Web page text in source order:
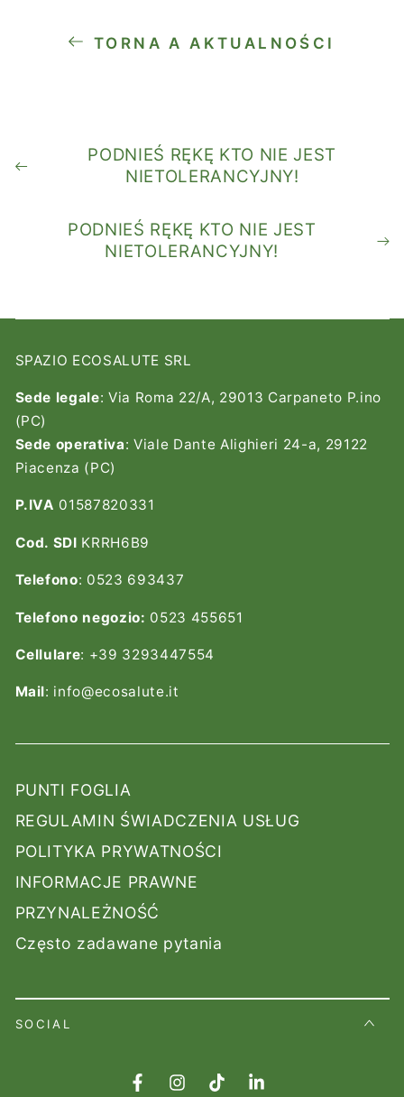
TORNA A AKTUALNOŚCI
PODNIEŚ RĘKĘ KTO NIE JEST
NIETOLERANCYJNY!
PODNIEŚ RĘKĘ KTO NIE JEST
NIETOLERANCYJNY!
SPAZIO ECOSALUTE SRL
Sede legale: Via Roma 22/A, 29013 Carpaneto P.ino
(PC)
Sede operativa: Viale Dante Alighieri 24-a, 29122
Piacenza (PC)
P.IVA 01587820331
Cod. SDI KRRH6B9
Telefono: 0523 693437
Telefono negozio: 0523 455651
Cellulare: +39 3293447554
Mail: info@ecosalute.it
PUNTI FOGLIA
REGULAMIN ŚWIADCZENIA USŁUG
POLITYKA PRYWATNOŚCI
INFORMACJE PRAWNE
PRZYNALEŻNOŚĆ
Często zadawane pytania
SOCIAL
FacebookInstagramTikTokLinkedIn